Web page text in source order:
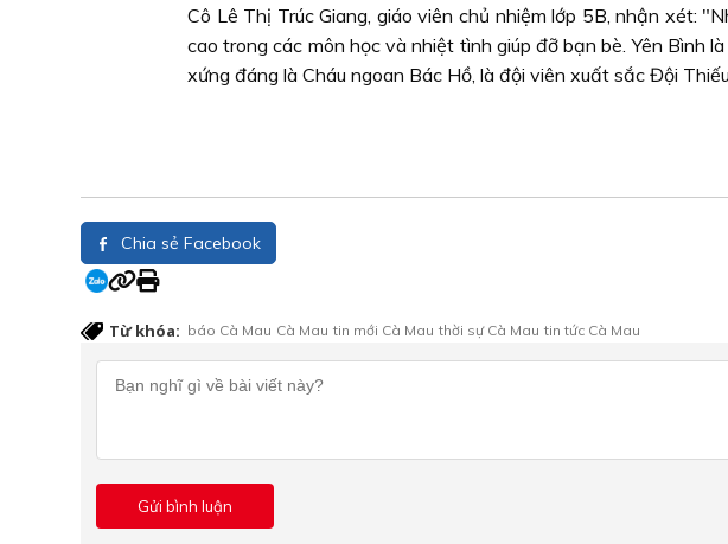
Cô Lê Thị Trúc Giang, giáo viên chủ nhiệm lớp 5B, nhận xét:
cao trong các môn học và nhiệt tình giúp đỡ bạn bè. Yên Bình
xứng đáng là Cháu ngoan Bác Hồ, là đội viên xuất sắc Đội
Chia sẻ Facebook
Từ khóa: báo Cà Mau Cà Mau tin mới Cà Mau thời sự Cà Mau tin tức Cà Mau